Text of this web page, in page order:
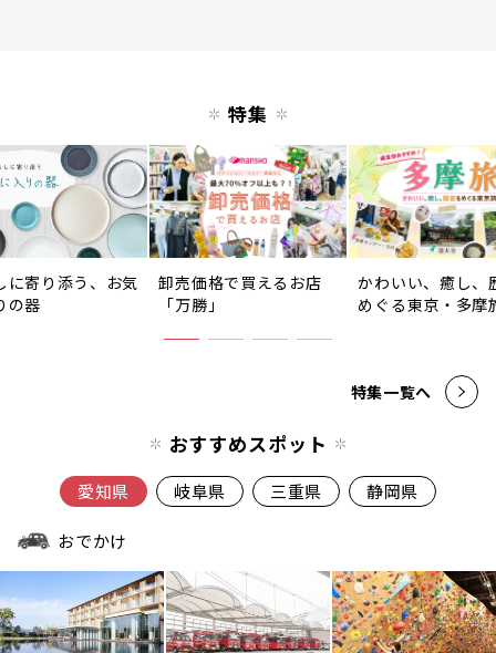
特集
に寄り添う、お気
の器
卸売価格で買えるお店
「万勝」
かわいい、癒し、
めぐる東京・多摩
特集一覧へ
おすすめスポット
愛知県 岐阜県 三重県 静岡県
おでかけ